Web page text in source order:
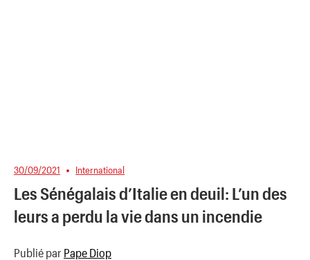
30/09/2021 International
Les Sénégalais d’Italie en deuil: L’un des
leurs a perdu la vie dans un incendie
Publié par Pape Diop